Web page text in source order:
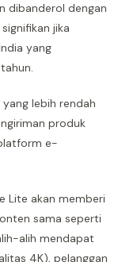
dibanderol dengan
jika
yang
lebih rendah
produk
e-
Lite akan memberi
sama seperti
alih mendapat
4K), pelanggan